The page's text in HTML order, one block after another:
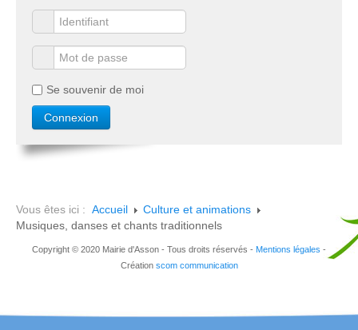
Se souvenir de moi
Vous êtes ici : Accueil
Culture et animations
Musiques, danses et chants traditionnels
Copyright © 2020 Mairie d'Asson - Tous droits réservés - Mentions légales -
Création scom communication